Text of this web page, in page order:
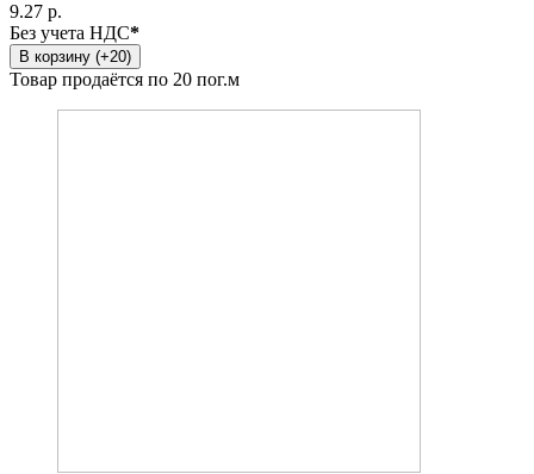
9.27 р.
Без учета НДС*
В корзину (+20)
Товар продаётся по 20 пог.м